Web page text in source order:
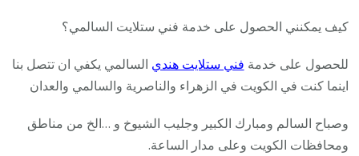
كيف يمكنني الحصول على خدمة فني ستلايت السالمي؟
للحصول على خدمة فني ستلايت هندي السالمي يكفي ان تتصل بنا
اينما كنت في الكويت في الزهراء والناصرية والسالمي والعدان
وصباح السالم ومبارك الكبير وجليب الشيوخ و …الخ من مناطق
ومحافظات الكويت وعلى مدار الساعة.